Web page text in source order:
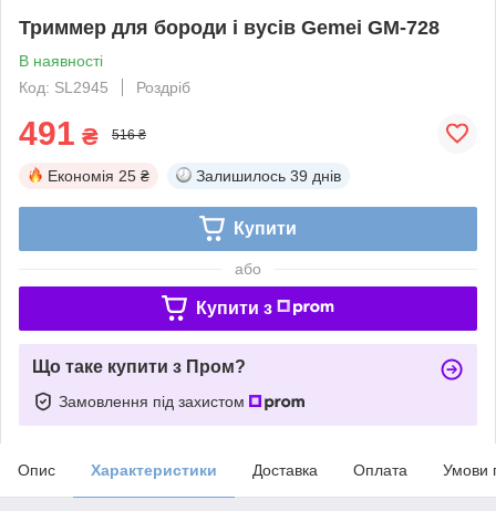
Триммер для бороди і вусів Gemei GM-728
В наявності
Код: SL2945
Роздріб
491 ₴ 516 ₴
Економія 25 ₴ Залишилось 39 днів
Купити
або
Купити з
Що таке купити з Пром?
Замовлення під захистом
Опис Характеристики Доставка Оплата Умови